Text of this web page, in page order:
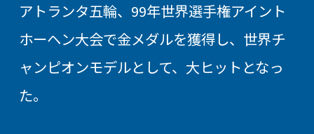
アトランタ五輪、99年世界選手権アイント
ホーヘン大会で金メダルを獲得し、世界チ
ャンピオンモデルとして、大ヒットとなっ
た。